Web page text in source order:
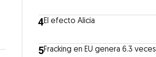
4El efecto Alicia
5Fracking en EU genera 6.3 veces